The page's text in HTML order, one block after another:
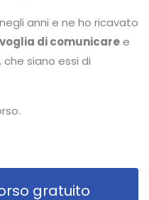
anni e ne ho ricavato
di comunicaree
siano essi di
gratuito